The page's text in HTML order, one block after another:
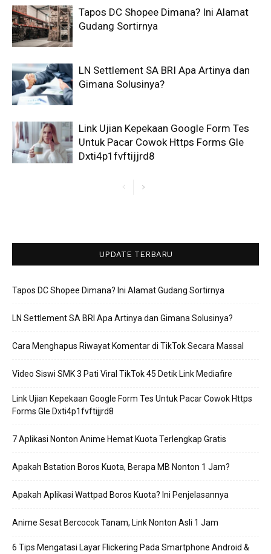
Tapos DC Shopee Dimana? Ini Alamat
Gudang Sortirnya
LN Settlement SA BRI Apa Artinya dan
Gimana Solusinya?
Link Ujian Kepekaan Google Form Tes
Untuk Pacar Cowok Https Forms Gle
Dxti4p1fvftijjrd8
UPDATE TERBARU
Tapos DC Shopee Dimana? Ini Alamat Gudang Sortirnya
LN Settlement SA BRI Apa Artinya dan Gimana Solusinya?
Cara Menghapus Riwayat Komentar di TikTok Secara Massal
Video Siswi SMK 3 Pati Viral TikTok 45 Detik Link Mediafire
Link Ujian Kepekaan Google Form Tes Untuk Pacar Cowok Https
Forms Gle Dxti4p1fvftijjrd8
7 Aplikasi Nonton Anime Hemat Kuota Terlengkap Gratis
Apakah Bstation Boros Kuota, Berapa MB Nonton 1 Jam?
Apakah Aplikasi Wattpad Boros Kuota? Ini Penjelasannya
Anime Sesat Bercocok Tanam, Link Nonton Asli 1 Jam
6 Tips Mengatasi Layar Flickering Pada Smartphone Android &